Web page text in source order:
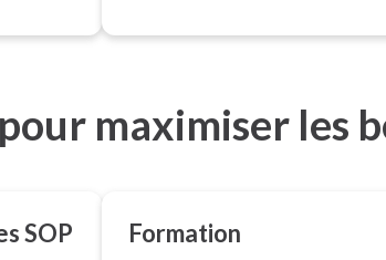
maximiser les
SOP Formation